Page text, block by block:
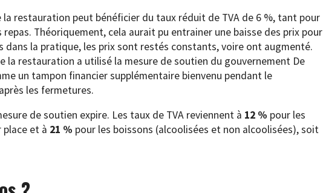
la restauration peut bénéficier du taux réduit de TVA de 6 %, tant pour
repas. Théoriquement, cela aurait pu entrainer une baisse des prix pour
dans la pratique, les prix sont restés constants, voire ont augmenté.
la restauration a utilisé la mesure de soutien du gouvernement De
un tampon financier supplémentaire bienvenu pendant le
les fermetures.
de soutien expire. Les taux de TVA reviennent à 12 % pour les
place et à 21 % pour les boissons (alcoolisées et non alcoolisées), soit